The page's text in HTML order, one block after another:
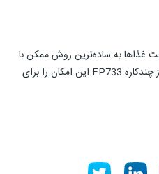
غذاها به ساده‌ترین روش ممکن با
استفاده از ابزار کمکی هستید غذاساز چندکاره FP733 این امکان را برای